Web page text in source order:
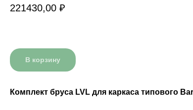
221430,00 ₽
В корзину
Комплект бруса LVL для каркаса типового